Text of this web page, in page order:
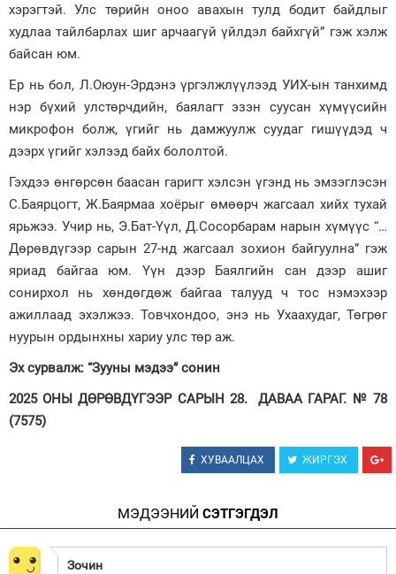
хэрэгтэй. Улс төрийн оноо авахын тулд бодит байдлыг
худлаа тайлбарлах шиг арчаагүй үйлдэл байхгүй” гэж хэлж
байсан юм.
Ер нь бол, Л.Оюун-Эрдэнэ үргэлжлүүлээд УИХ-ын танхимд
нэр бүхий улстөрчдийн, баялагт эзэн суусан хүмүүсийн
микрофон болж, үгийг нь дамжуулж суудаг гишүүдэд ч
дээрх үгийг хэлээд байх бололтой.
Гэхдээ өнгөрсөн баасан гаригт хэлсэн үгэнд нь эмзэглэсэн
С.Баярцогт, Ж.Баярмаа хоёрыг өмөөрч жагсаал хийх тухай
ярьжээ. Учир нь, Э.Бат-Үүл, Д.Сосорбарам нарын хүмүүс “…
Дөрөвдүгээр сарын 27-нд жагсаал зохион байгуулна” гэж
яриад байгаа юм. Үүн дээр Баялгийн сан дээр ашиг
сонирхол нь хөндөгдөж байгаа талууд ч тос нэмэхээр
ажиллаад эхэлжээ. Товчхондоо, энэ нь Ухаахудаг, Төгрөг
нуурын ордынхны хариу улс төр аж.
Эх сурвалж: “Зууны мэдээ” сонин
2025 ОНЫ ДӨРӨВДҮГЭЭР САРЫН 28. ДАВАА ГАРАГ. № 78
(7575)
ХУВААЛЦАХ ЖИРГЭХ
МЭДЭЭНИЙ СЭТГЭГДЭЛ